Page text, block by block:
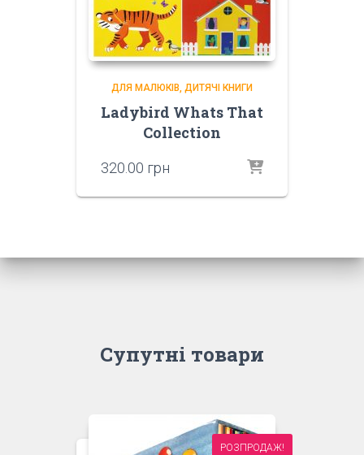
ДЛЯ МАЛЮКІВ ДИТЯЧІ КНИГИ
Ladybird Whats That
Collection
320.00 грн
Супутні товари
РОЗПРОДАЖ!